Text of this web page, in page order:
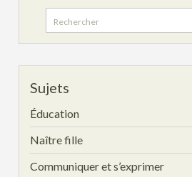
Search
for:
Sujets
Éducation
Naître fille
Communiquer et s’exprimer